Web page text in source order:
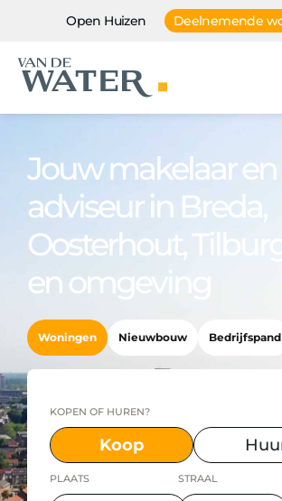
Open Huizen Deelnemende
Jouw makelaar en
adviseur in Breda,
Oosterhout, Tilburg
en omgeving
Woningen Nieuwbouw Bedrijfspand
KOPEN OF HUREN?
Koop
PLAATS STRAAL